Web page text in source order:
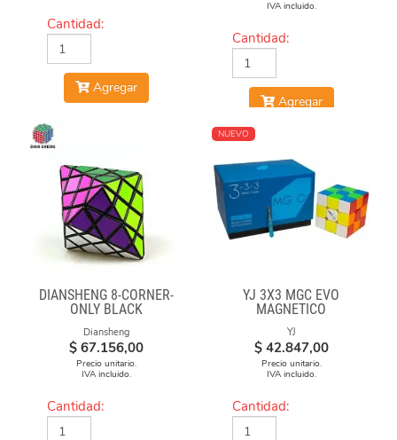
Cantidad:
Agregar
IVA incluido.
Cantidad:
Agregar
DIANSHENG 8-CORNER-
ONLY BLACK
Diansheng
$ 67.156,00
Precio unitario.
IVA incluido.
Cantidad:
NUEVO
YJ 3X3 MGC EVO
MAGNETICO
YJ
$ 42.847,00
Precio unitario.
IVA incluido.
Cantidad: